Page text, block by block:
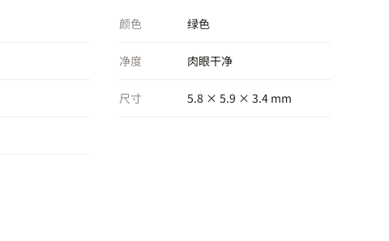
颜色 绿色
净度 肉眼干净
尺寸 5.8 × 5.9 × 3.4 mm